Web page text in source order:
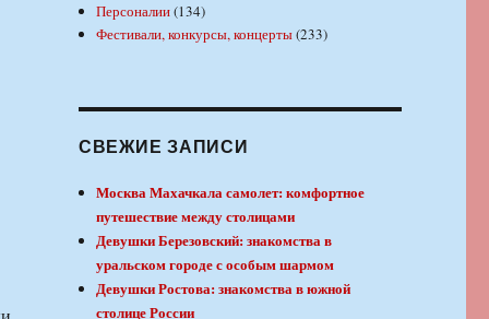
Персоналии(134)
Фестивали, конкурсы, концерты(233)
СВЕЖИЕ ЗАПИСИ
Москва Махачкала самолет: комфортное
путешествие между столицами
Девушки Березовский: знакомства в
уральском городе с особым шармом
Девушки Ростова: знакомства в южной
столице России